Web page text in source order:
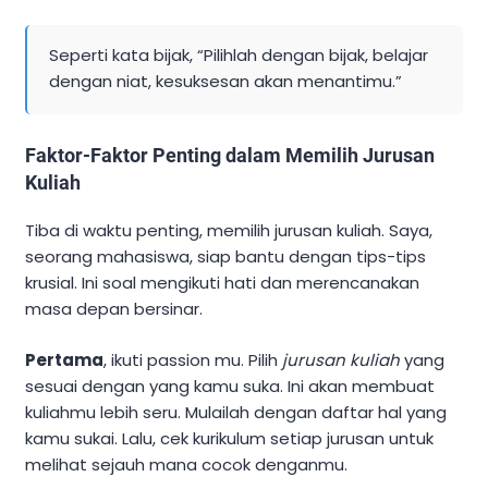
Seperti kata bijak, “Pilihlah dengan bijak, belajar
dengan niat, kesuksesan akan menantimu.”
Faktor-Faktor Penting dalam Memilih Jurusan
Kuliah
Tiba di waktu penting, memilih jurusan kuliah. Saya,
seorang mahasiswa, siap bantu dengan tips-tips
krusial. Ini soal mengikuti hati dan merencanakan
masa depan bersinar.
Pertama, ikuti passion mu. Pilih jurusan kuliahyang
sesuai dengan yang kamu suka. Ini akan membuat
kuliahmu lebih seru. Mulailah dengan daftar hal yang
kamu sukai. Lalu, cek kurikulum setiap jurusan untuk
melihat sejauh mana cocok denganmu.